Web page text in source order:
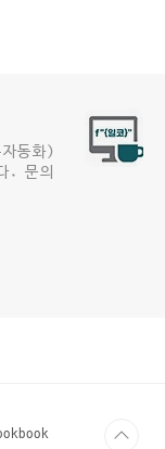
동화)
. 문의